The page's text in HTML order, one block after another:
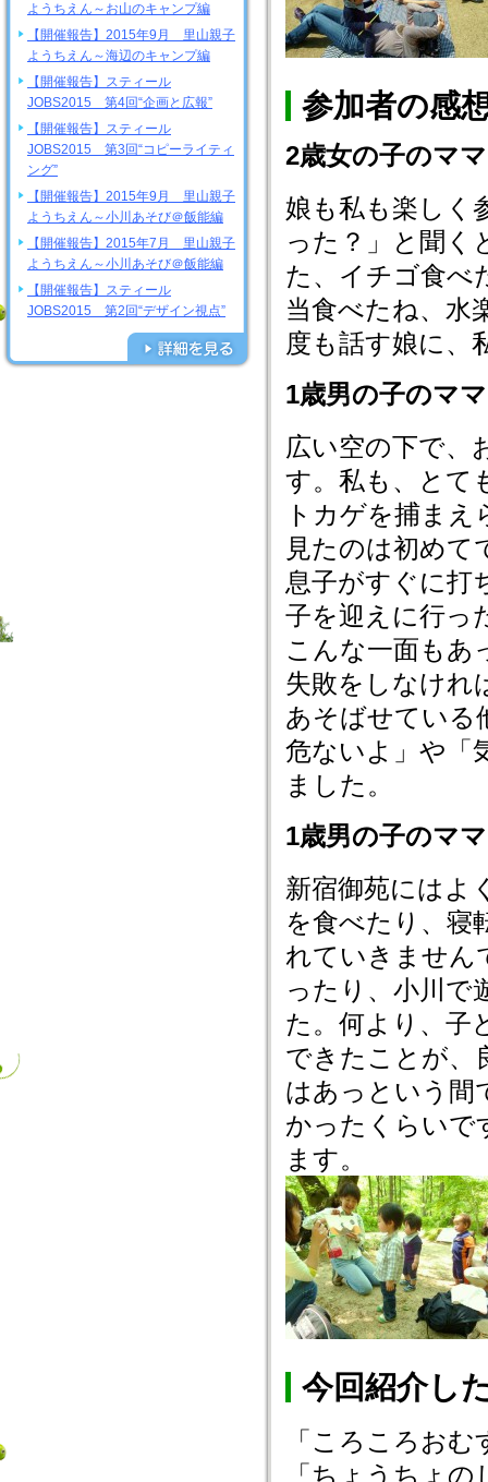
参加者の感
2歳女の子のマ
娘も私も楽しく
った？」と聞く
た、イチゴ食べ
当食べたね、水
度も話す娘に、
1歳男の子のマ
広い空の下で、
す。私も、とて
トカゲを捕ま
見たのは初めて
息子がすぐに打
子を迎えに行っ
こんな一面もあ
失敗をしなけれ
あそばせている
危ないよ」や「
ました。
1歳男の子のマ
新宿御苑にはよ
を食べたり、寝
れていきません
ったり、小川で
た。何より、子
できたことが、
はあっという間
かったくらいで
ます。
今回紹介し
「ころころお
「ちょうちょ
ようちえん～お山のキャンプ編
【開催報告】2015年9月 里山親子
ようちえん～海辺のキャンプ編
【開催報告】スティール
JOBS2015 第4回“企画と広報”
【開催報告】スティール
JOBS2015 第3回“コピーライティ
ング”
【開催報告】2015年9月 里山親子
ようちえん～小川あそび＠飯能編
【開催報告】2015年7月 里山親子
ようちえん～小川あそび＠飯能編
【開催報告】スティール
JOBS2015 第2回“デザイン視点”